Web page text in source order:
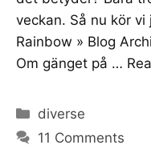
veckan. Så nu kör
Rainbow » Blog
Om gänget på …
Categories
diverse
11 Comments